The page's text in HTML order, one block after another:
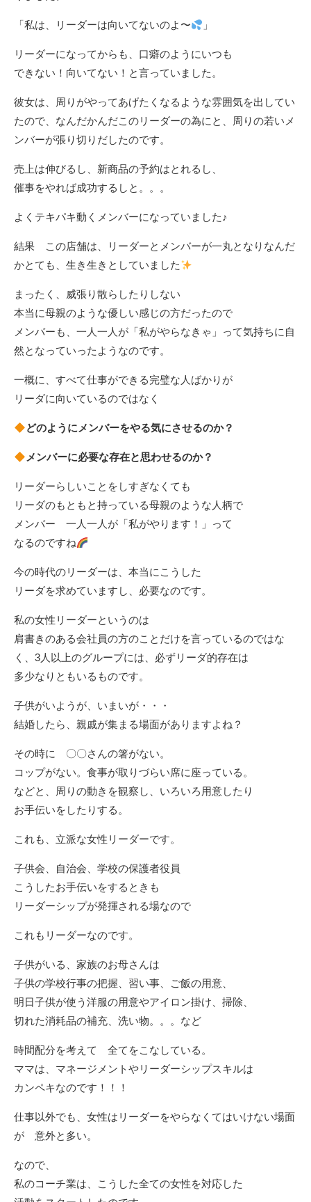
「私は、リーダーは向いてないのよ〜 」
リーダーになってからも、口癖のようにいつも
できない！向いてない！と言っていました。
彼女は、周りがやってあげたくなるような雰囲気を出してい
たので、なんだかんだこのリーダーの為にと、周りの若いメ
ンバーが張り切りだしたのです。
売上は伸びるし、新商品の予約はとれるし、
催事をやれば成功するしと。。。
よくテキパキ動くメンバーになっていました♪
結果 この店舗は、リーダーとメンバーが一丸となりなんだ
かとても、生き生きとしていました
まったく、威張り散らしたりしない
本当に母親のような優しい感じの方だったので
メンバーも、一人一人が「私がやらなきゃ」って気持ちに自
然となっていったようなのです。
一概に、すべて仕事ができる完璧な人ばかりが
リーダに向いているのではなく
どのようにメンバーをやる気にさせるのか？
メンバーに必要な存在と思わせるのか？
リーダーらしいことをしすぎなくても
リーダのもともと持っている母親のような人柄で
メンバー 一人一人が「私がやります！」って
なるのですね
今の時代のリーダーは、本当にこうした
リーダを求めていますし、必要なのです。
私の女性リーダーというのは
肩書きのある会社員の方のことだけを言っているのではな
く、3人以上のグループには、必ずリーダ的存在は
多少なりともいるものです。
子供がいようが、いまいが・・・
結婚したら、親戚が集まる場面がありますよね？
その時に 〇〇さんの箸がない。
コップがない。食事が取りづらい席に座っている。
などと、周りの動きを観察し、いろいろ用意したり
お手伝いをしたりする。
これも、立派な女性リーダーです。
子供会、自治会、学校の保護者役員
こうしたお手伝いをするときも
リーダーシップが発揮される場なので
これもリーダーなのです。
子供がいる、家族のお母さんは
子供の学校行事の把握、習い事、ご飯の用意、
明日子供が使う洋服の用意やアイロン掛け、掃除、
切れた消耗品の補充、洗い物。。。など
時間配分を考えて 全てをこなしている。
ママは、マネージメントやリーダーシップスキルは
カンペキなのです！！！
仕事以外でも、女性はリーダーをやらなくてはいけない場面
が 意外と多い。
なので、
私のコーチ業は、こうした全ての女性を対応した